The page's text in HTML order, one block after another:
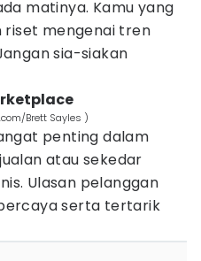
matinya. Kamu yang
riset mengenai tren
sia-siakan
Brett Sayles )
penting dalam
atau sekedar
Ulasan pelanggan
serta tertarik